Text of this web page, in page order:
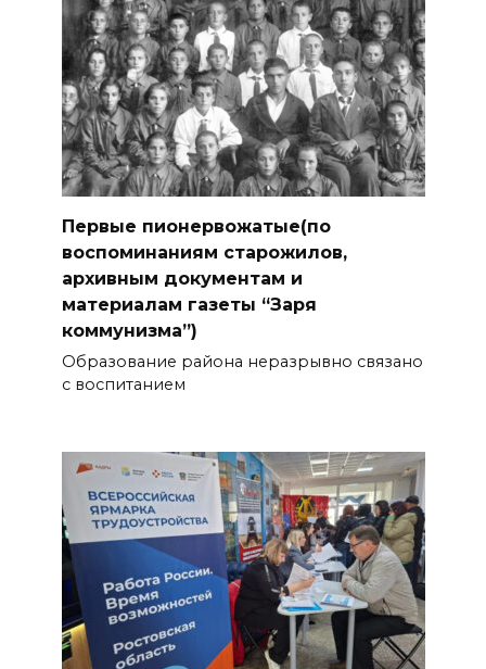
Первые пионервожатые(по
воспоминаниям старожилов,
архивным документам и
материалам газеты “Заря
коммунизма”)
Образование района неразрывно связано
с воспитанием